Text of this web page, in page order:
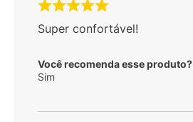
Super confortável!
Você recomenda esse produto?
Sim